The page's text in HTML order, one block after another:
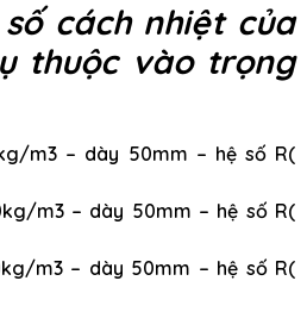
cách nhiệt của
thuộc vào trọng
m3 – dày 50mm – hệ số R(
m3 – dày 50mm – hệ số R(
m3 – dày 50mm – hệ số R(